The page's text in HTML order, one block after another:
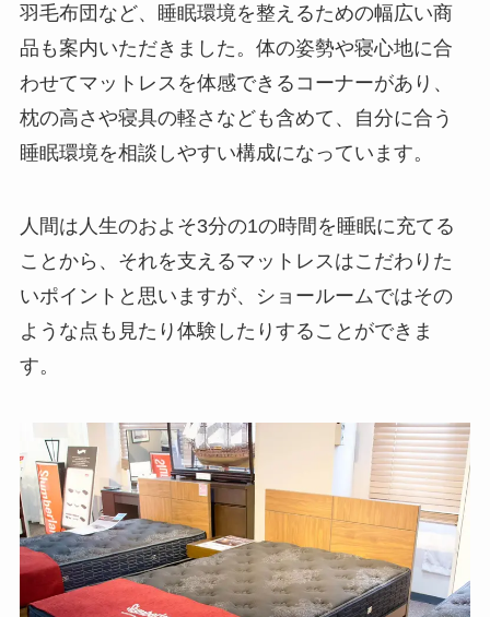
羽毛布団など、睡眠環境を整えるための幅広い商
品も案内いただきました。体の姿勢や寝心地に合
わせてマットレスを体感できるコーナーがあり、
枕の高さや寝具の軽さなども含めて、自分に合う
睡眠環境を相談しやすい構成になっています。
人間は人生のおよそ3分の1の時間を睡眠に充てる
ことから、それを支えるマットレスはこだわりた
いポイントと思いますが、ショールームではその
ような点も見たり体験したりすることができま
す。